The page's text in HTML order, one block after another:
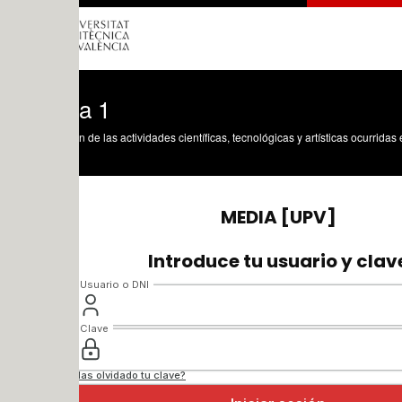
de las actividades científicas, tecnológicas y artísticas ocurridas en los tres